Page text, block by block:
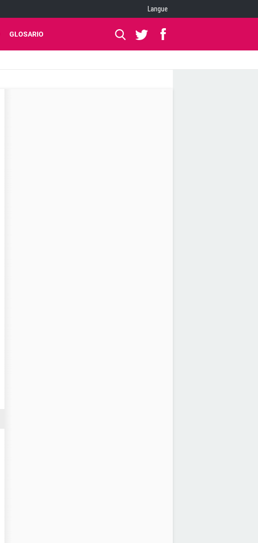
Langue
GLOSARIO